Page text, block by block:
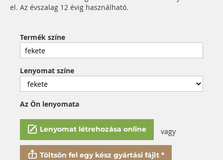
el. Az évszalag 12 évig használható.
Termék színe
Lenyomat színe
Az Ön lenyomata
Lenyomat létrehozása online vagy
Töltsön fel egy kész gyártási fájlt *